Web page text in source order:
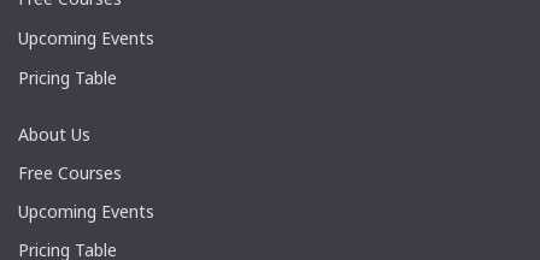
Upcoming Events
Pricing Table
About Us
Free Courses
Upcoming Events
Pricing Table